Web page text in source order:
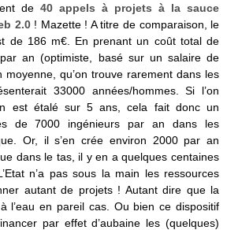
de 40 appels à projets à la sauce
2.0! Mazette ! A titre de comparaison, le
de 186 m€. En prenant un coût total de
an (optimiste, basé sur un salaire de
qu’on trouve rarement dans les
33000 années/hommes. Si l’on
est étalé sur 5 ans, cela fait donc un
de 7000 ingénieurs par an dans les
Or, il s’en crée environ 2000 par an
dans le tas, il y en a quelques centaines
n’a pas sous la main les ressources
autant de projets ! Autant dire que la
l’eau en pareil cas. Ou bien ce dispositif
par effet d’aubaine les (quelques)